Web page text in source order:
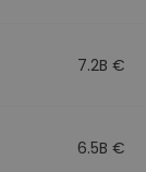
7.2B €
6.5B €